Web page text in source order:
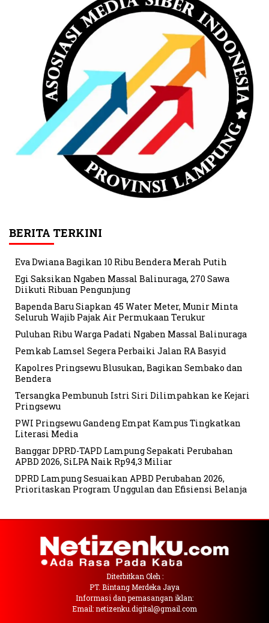
BERITA TERKINI
Eva Dwiana Bagikan 10 Ribu Bendera Merah Putih
Egi Saksikan Ngaben Massal Balinuraga, 270 Sawa
Diikuti Ribuan Pengunjung
Bapenda Baru Siapkan 45 Water Meter, Munir Minta
Seluruh Wajib Pajak Air Permukaan Terukur
Puluhan Ribu Warga Padati Ngaben Massal Balinuraga
Pemkab Lamsel Segera Perbaiki Jalan RA Basyid
Kapolres Pringsewu Blusukan, Bagikan Sembako dan
Bendera
Tersangka Pembunuh Istri Siri Dilimpahkan ke Kejari
Pringsewu
PWI Pringsewu Gandeng Empat Kampus Tingkatkan
Literasi Media
Banggar DPRD-TAPD Lampung Sepakati Perubahan
APBD 2026, SiLPA Naik Rp94,3 Miliar
DPRD Lampung Sesuaikan APBD Perubahan 2026,
Prioritaskan Program Unggulan dan Efisiensi Belanja
Diterbitkan Oleh :
PT. Bintang Merdeka Jaya
Informasi dan pemasangan iklan:
Email: netizenku.digital@gmail.com